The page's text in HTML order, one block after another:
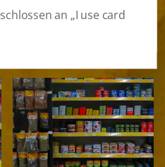
an „I use card